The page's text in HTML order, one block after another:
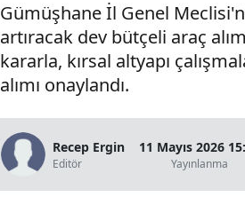
Gümüşhane İl Genel
artıracak dev bütçeli araç
kararla, kırsal altyapı
alımı onaylandı.
Recep Ergin
Editör
11 Mayıs 2026
Yayınlanma